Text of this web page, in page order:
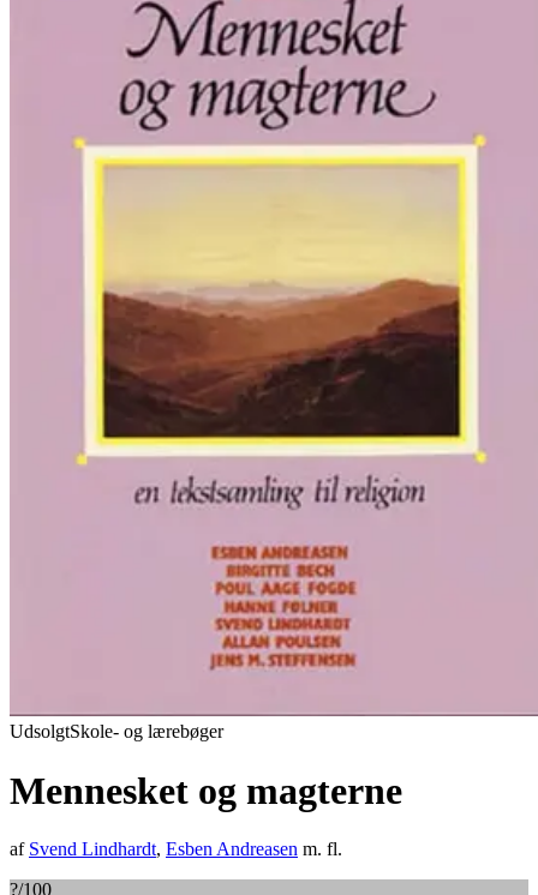
UdsolgtSkole- og lærebøger
Mennesket og magterne
af Svend Lindhardt, Esben Andreasen m. fl.
?/100